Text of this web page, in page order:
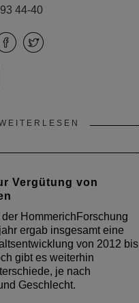
44-40
Vergütung von
HommerichForschung
ergab insgesamt eine
von 2012 bis
gibt es weiterhin
je nach
Geschlecht.